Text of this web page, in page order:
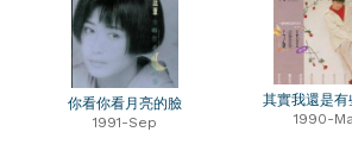
你看你看月亮的臉
1991-Sep
其實我還是有
1990-